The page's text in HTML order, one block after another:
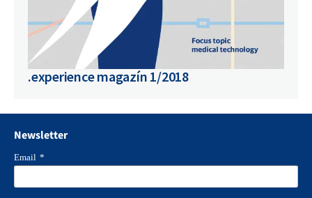
.experience magazín 1/2018
Newsletter
Email *